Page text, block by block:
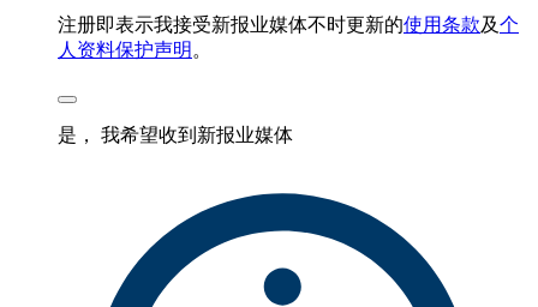
注册即表示我接受新报业媒体不时更新的使用条款及个
人资料保护声明 。
是， 我希望收到新报业媒体